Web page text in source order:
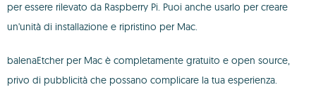
per essere rilevato da Raspberry Pi. Puoi anche usarlo per creare
un'unità di installazione e ripristino per Mac.
balenaEtcher per Mac è completamente gratuito e open source,
privo di pubblicità che possano complicare la tua esperienza.